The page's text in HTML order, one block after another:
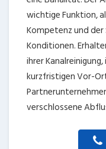
wichtige Funktion,
Kompetenz und
Konditionen.
ihrer
kurzfristigen Vor-
verschlossene